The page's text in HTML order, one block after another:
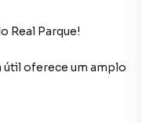
Real Parque!
útil oferece um amplo